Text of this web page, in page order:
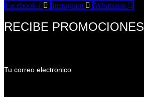
Facebook-f Instagram Whatsapp
RECIBE PROMOCIONES
Tu correo electronico